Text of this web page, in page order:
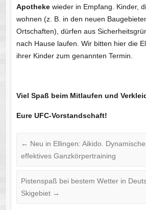
Apothekewieder in Empfang. Kinder,
wohnen (z. B. in den neuen
Ortschaften), dürfen aus
nach Hause laufen. Wir bitten hier die
ihrer Kinder zum genannten Termin.
Viel Spaß beim Mitlaufen und
Eure UFC-Vorstandschaft!
← Neu in Ellingen: Aikido.
effektives Ganzkörpertraining
Pistenspaß bei bestem Wetter in
Skigebiet →